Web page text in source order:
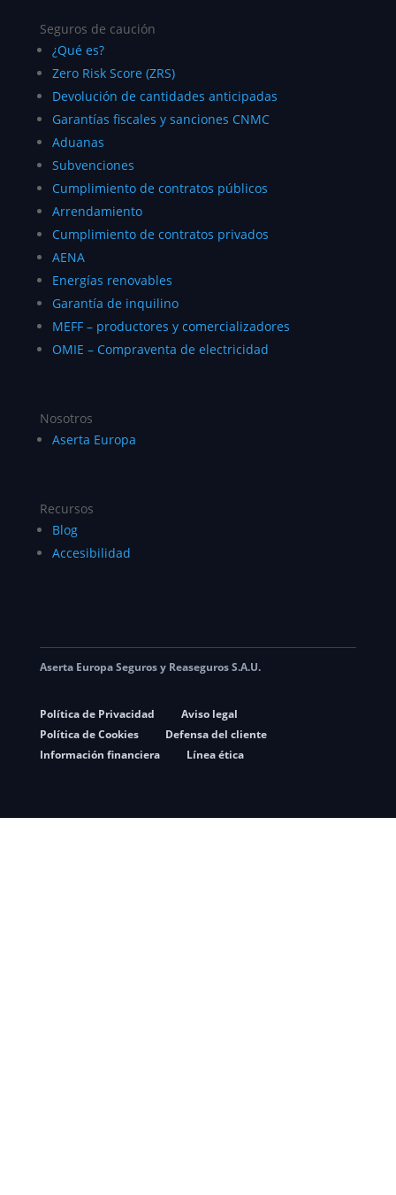
Seguros de caución
¿Qué es?
Zero Risk Score (ZRS)
Devolución de cantidades anticipadas
Garantías fiscales y sanciones CNMC
Aduanas
Subvenciones
Cumplimiento de contratos públicos
Arrendamiento
Cumplimiento de contratos privados
AENA
Energías renovables
Garantía de inquilino
MEFF – productores y comercializadores
OMIE – Compraventa de electricidad
Nosotros
Aserta Europa
Recursos
Blog
Accesibilidad
Aserta Europa Seguros y Reaseguros S.A.U.
Política de Privacidad
Aviso legal
Política de Cookies
Defensa del cliente
Información financiera
Línea ética